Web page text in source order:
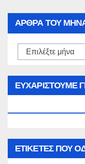
ΑΡΘΡΑ ΤΟΥ
Αρθρα
ΕΥΧΑΡΙΣΤΟΥΜΕ
ΕΤΙΚΈΤΕΣ ΠΟΥ